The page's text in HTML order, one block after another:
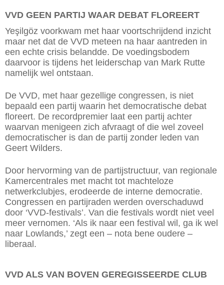
VVD GEEN PARTIJ WAAR DEBAT FLOREERT
Yeşilgöz voorkwam met haar voortschrijdend inzicht
maar net dat de VVD meteen na haar aantreden in
een echte crisis belandde. De voedingsbodem
daarvoor is tijdens het leiderschap van Mark Rutte
namelijk wel ontstaan.
De VVD, met haar gezellige congressen, is niet
bepaald een partij waarin het democratische debat
floreert. De recordpremier laat een partij achter
waarvan menigeen zich afvraagt of die wel zoveel
democratischer is dan de partij zonder leden van
Geert Wilders.
Door hervorming van de partijstructuur, van regionale
Kamercentrales met macht tot machteloze
netwerkclubjes, erodeerde de interne democratie.
Congressen en partijraden werden overschaduwd
door ‘VVD-festivals’. Van die festivals wordt niet veel
meer vernomen. ‘Als ik naar een festival wil, ga ik wel
naar Lowlands,’ zegt een – nota bene oudere –
liberaal.
VVD ALS VAN BOVEN GEREGISSEERDE CLUB